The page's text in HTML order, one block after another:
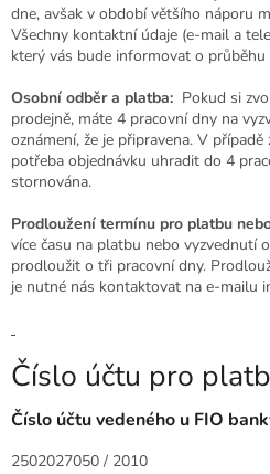
dne, avšak v období většího náporu
Všechny kontaktní údaje (e-mail a
který vás bude informovat o průběhu
Osobní odběr a platba: Pokud si
prodejně, máte 4 pracovní dny na
oznámení, že je připravena. V
potřeba objednávku uhradit do 4
stornována.
Prodloužení termínu pro platbu
více času na platbu nebo vyzvednutí
prodloužit o tři pracovní dny.
je nutné nás kontaktovat na e-mailu
Číslo účtu pro
Číslo účtu vedeného u FIO
2502027050 / 2010